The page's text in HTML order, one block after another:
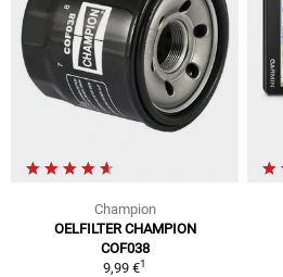
Champion
OELFILTER CHAMPION
COF038
9,99 €1